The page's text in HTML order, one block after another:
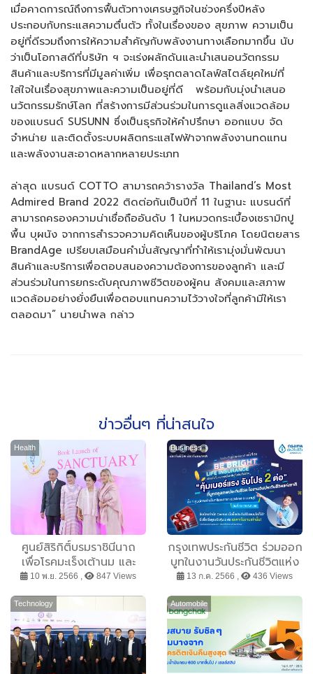
เมื่อคาดการณ์ถึงการฟื้นตัวทางเศรษฐกิจในช่วงครึ่งปีหลัง
ประกอบกับกระแสความตื่นตัว ทั้งในเรื่องของ สุขภาพ ความเป็น
อยู่ที่ดีรวมถึงการให้ความสำคัญกับพลังงานทางเลือกมากขึ้น นับ
ว่าเป็นโอกาสดีที่บริษัท ฯ จะเร่งผลักดันและนำเสนอนวัตกรรม
สินค้าและบริการที่มีมูลค่าเพิ่ม เพื่อรุกตลาดไลฟ์สไตล์ยุคใหม่ที่
ใส่ใจในเรื่องสุขภาพและความเป็นอยู่ที่ดี พร้อมกับมุ่งนำเสนอ
นวัตกรรมรักษ์โลก ที่สร้างการมีส่วนร่วมในการดูแลสิ่งแวดล้อม
ของแบรนด์ SUSUNN ซึ่งเป็นธุรกิจให้คำปรึกษา ออกแบบ จัด
จำหน่าย และติดตั้งระบบผลิตกระแสไฟฟ้าจากพลังงานทดแทน
และพลังงานสะอาดหลากหลายประเภท
ล่าสุด แบรนด์ COTTO สามารถคว้ารางวัล Thailand’s Most
Admired Brand 2022 ติดต่อกันเป็นปีที่ 11 ในฐานะ แบรนด์ที่
สามารถครองความน่าเชื่อถืออันดับ 1 ในหมวดกระเบื้องเซรามิกปู
พื้น บุผนัง จากการสำรวจความคิดเห็นของผู้บริโภค โดยนิตยสาร
BrandAge เปรียบเสมือนคำมั่นสัญญาที่ทำให้เรามุ่งมั่นพัฒนา
สินค้าและบริการเพื่อตอบสนองความต้องการของลูกค้า และมี
ส่วนร่วมในการยกระดับคุณภาพชีวิตของผู้คน สังคมและสภาพ
แวดล้อมอย่างยั่งยืนเพื่อตอบแทนความไว้วางใจที่ลูกค้ามีให้เรา
ตลอดมา” นายนำพล กล่าว
ข่าวอื่นๆ ที่น่าสนใจ
Health
ศูนย์สิริกิติ์บรมราชินีนาถ
เพื่อโรคมะเร็งเต้านม และ
มูลนิธิศูนย์มะเร็งเต้านม
and Foundation) จัดงาน
เปิดตัวหนังสือ
“SANCTUARY”
10 พ.ย. 2566 , 847 Views
Business
กรุงเทพประกันชีวิต ร่วมออก
บูทในงานวันประกันชีวิตแห่ง
ชาติ ครั้งที่ 22 ยกทัพโปรโม
ต่อ และสิทธิพิเศษอื่นๆ
13 ก.ค. 2566 , 436 Views
Technology Automobile